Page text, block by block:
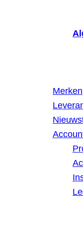
Merken